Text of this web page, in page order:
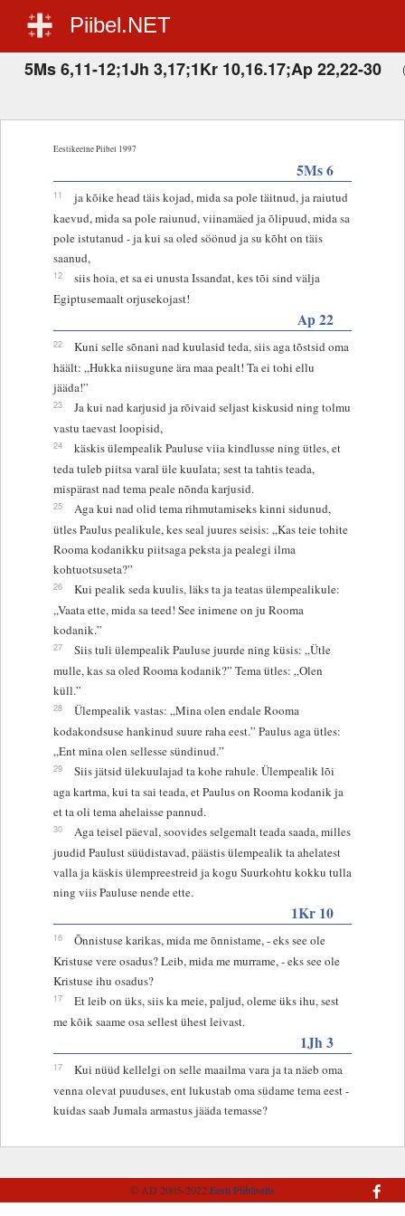
Piibel.NET
5Ms 6,11-12;1Jh 3,17;1Kr 10,16.17;Ap 22,22-30
Eestikeelne Piibel 1997
5Ms 6
11
ja kõike head täis kojad, mida sa pole täitnud, ja raiutud
kaevud, mida sa pole raiunud, viinamäed ja õlipuud, mida sa
pole istutanud - ja kui sa oled söönud ja su kõht on täis
saanud,
12
siis hoia, et sa ei unusta Issandat, kes tõi sind välja
Egiptusemaalt orjusekojast!
Ap 22
22
Kuni selle sõnani nad kuulasid teda, siis aga tõstsid oma
häält: „Hukka niisugune ära maa pealt! Ta ei tohi ellu
jääda!”
23
Ja kui nad karjusid ja rõivaid seljast kiskusid ning tolmu
vastu taevast loopisid,
24
käskis ülempealik Pauluse viia kindlusse ning ütles, et
teda tuleb piitsa varal üle kuulata; sest ta tahtis teada,
mispärast nad tema peale nõnda karjusid.
25
Aga kui nad olid tema rihmutamiseks kinni sidunud,
ütles Paulus pealikule, kes seal juures seisis: „Kas teie tohite
Rooma kodanikku piitsaga peksta ja pealegi ilma
kohtuotsuseta?”
26
Kui pealik seda kuulis, läks ta ja teatas ülempealikule:
„Vaata ette, mida sa teed! See inimene on ju Rooma
kodanik.”
27
Siis tuli ülempealik Pauluse juurde ning küsis: „Ütle
mulle, kas sa oled Rooma kodanik?” Tema ütles: „Olen
küll.”
28
Ülempealik vastas: „Mina olen endale Rooma
kodakondsuse hankinud suure raha eest.” Paulus aga ütles:
„Ent mina olen sellesse sündinud.”
29
Siis jätsid ülekuulajad ta kohe rahule. Ülempealik lõi
aga kartma, kui ta sai teada, et Paulus on Rooma kodanik ja
et ta oli tema ahelaisse pannud.
30
Aga teisel päeval, soovides selgemalt teada saada, milles
juudid Paulust süüdistavad, päästis ülempealik ta ahelatest
valla ja käskis ülempreestreid ja kogu Suurkohtu kokku tulla
ning viis Pauluse nende ette.
1Kr 10
16
Õnnistuse karikas, mida me õnnistame, - eks see ole
Kristuse vere osadus? Leib, mida me murrame, - eks see ole
Kristuse ihu osadus?
17
Et leib on üks, siis ka meie, paljud, oleme üks ihu, sest
me kõik saame osa sellest ühest leivast.
1Jh 3
17
Kui nüüd kellelgi on selle maailma vara ja ta näeb oma
venna olevat puuduses, ent lukustab oma südame tema eest -
kuidas saab Jumala armastus jääda temasse?
© AD 2005-2022Eesti Piibliselts